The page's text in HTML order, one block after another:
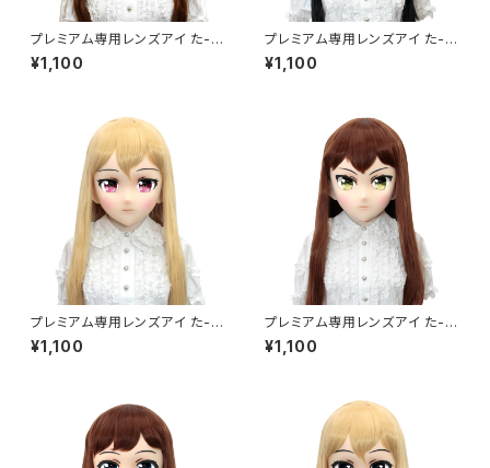
プレミアム専用レンズアイ た-パ
ープル Premium Lens Eye T
A-Purple
¥1,100
プレミアム専用レンズアイ た-グ
リーン Premium Lens Eye T
A-Green
¥1,100
プレミアム専用レンズアイ た-レ
ッド Premium Lens Eye TA-
Red
¥1,100
プレミアム専用レンズアイ た-イ
エロー Premium Lens Eye T
A-Yellow
¥1,100